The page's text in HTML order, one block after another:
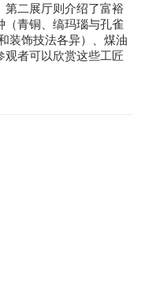
第二展厅则介绍了富裕
青铜、缟玛瑙与孔雀
装饰技法各异）、煤油
者可以欣赏这些工匠